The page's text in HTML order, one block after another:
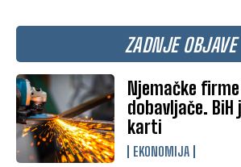
ZADNJE OBJAVE
Njemačke
dobavljače.
karti
EKONOMIJA